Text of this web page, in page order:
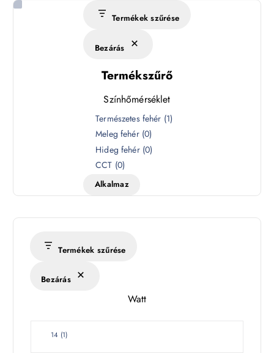
Termékek szűrése
Bezárás
Termékszűrő
Színhőmérséklet
é
s
k
Természetes fehér (1)
Meleg fehér (0)
Hideg fehér (0)
CCT (0)
Alkalmaz
Termékek szűrése
Bezárás
Watt
W14 (1)